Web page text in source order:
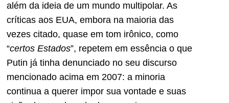
além da ideia de um mundo multipolar. As
críticas aos EUA, embora na maioria das
vezes citado, quase em tom irônico, como
“certos Estados”, repetem em essência o que
Putin já tinha denunciado no seu discurso
mencionado acima em 2007: a minoria
continua a querer impor sua vontade e suas